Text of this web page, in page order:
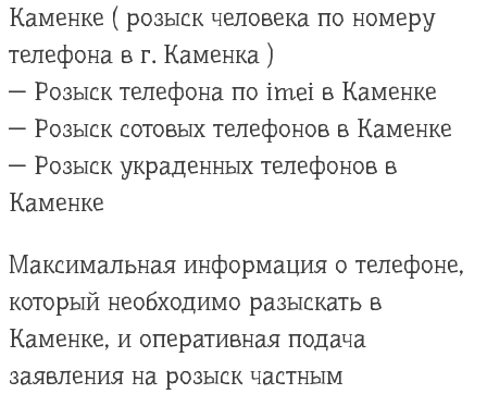
Каменке ( розыск человека по номеру
телефона в г. Каменка )
— Розыск телефона по imei в Каменке
— Розыск сотовых телефонов в Каменке
— Розыск украденных телефонов в
Каменке
Максимальная информация о телефоне,
который необходимо разыскать в
Каменке, и оперативная подача
заявления на розыск частным